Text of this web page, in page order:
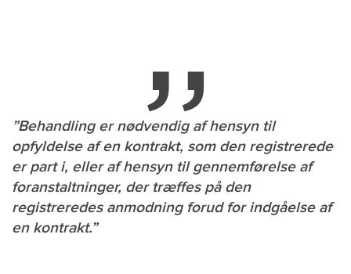
”Behandling er nødvendig af hensyn til
opfyldelse af en kontrakt, som den registrerede
er part i, eller af hensyn til gennemførelse af
foranstaltninger, der træffes på den
registreredes anmodning forud for indgåelse af
en kontrakt.”